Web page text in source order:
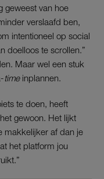
geweest van hoe
verslaafd ben,
intentioneel op social
doelloos te scrollen.”
Maar wel een stuk
timeinplannen.
te doen, heeft
gewoon. Het lijkt
makkelijker af dan je
het platform jou